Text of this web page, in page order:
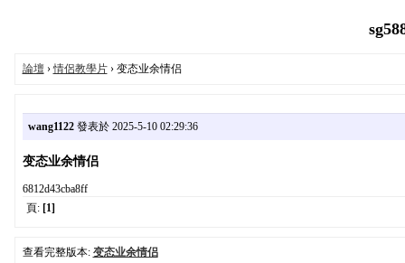
論壇›情侶教學片› 变态业余情侣
wang1122發表於 2025-5-10 02:29:36
变态业余情侣
6812d43cba8ff
頁: [1]
查看完整版本: 变态业余情侣